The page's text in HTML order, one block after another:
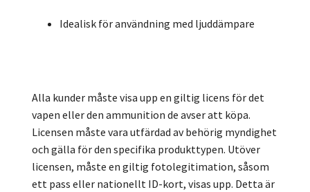
Idealisk för användning med ljuddämpare
Alla kunder måste visa upp en giltig licens för det
vapen eller den ammunition de avser att köpa.
Licensen måste vara utfärdad av behörig myndighet
och gälla för den specifika produkttypen. Utöver
licensen, måste en giltig fotolegitimation, såsom
ett pass eller nationellt ID-kort, visas upp. Detta är